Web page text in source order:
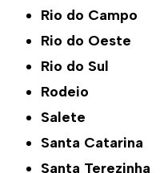
Rio do Campo
Rio do Oeste
Rio do Sul
Rodeio
Salete
Santa Catarina
Santa Terezinha